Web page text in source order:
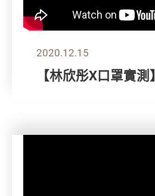
2020.12.15
【林欣彤X口罩實測】